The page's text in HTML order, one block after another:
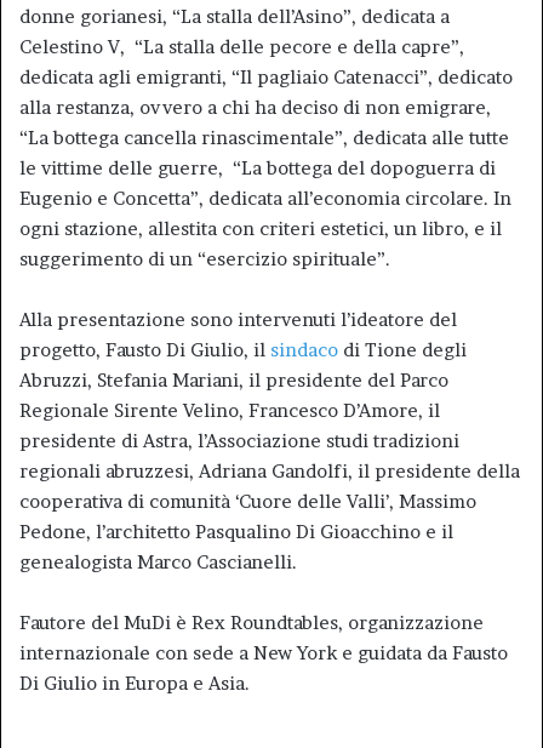
donne gorianesi, “La stalla dell’Asino”, dedicata a
Celestino V, “La stalla delle pecore e della capre”,
dedicata agli emigranti, “Il pagliaio Catenacci”, dedicato
alla restanza, ovvero a chi ha deciso di non emigrare,
“La bottega cancella rinascimentale”, dedicata alle tutte
le vittime delle guerre, “La bottega del dopoguerra di
Eugenio e Concetta”, dedicata all’economia circolare. In
ogni stazione, allestita con criteri estetici, un libro, e il
suggerimento di un “esercizio spirituale”.
Alla presentazione sono intervenuti l’ideatore del
progetto, Fausto Di Giulio, il sindaco di Tione degli
Abruzzi, Stefania Mariani, il presidente del Parco
Regionale Sirente Velino, Francesco D’Amore, il
presidente di Astra, l’Associazione studi tradizioni
regionali abruzzesi, Adriana Gandolfi, il presidente della
cooperativa di comunità ‘Cuore delle Valli’, Massimo
Pedone, l’architetto Pasqualino Di Gioacchino e il
genealogista Marco Cascianelli.
Fautore del MuDi è Rex Roundtables, organizzazione
internazionale con sede a New York e guidata da Fausto
Di Giulio in Europa e Asia.